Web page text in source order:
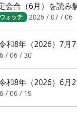
会合（6月）を読み
ォッチ 2026 / 07 / 06
8年（2026）7月
/ 06 / 30
8年（2026）6月
/ 06 / 19